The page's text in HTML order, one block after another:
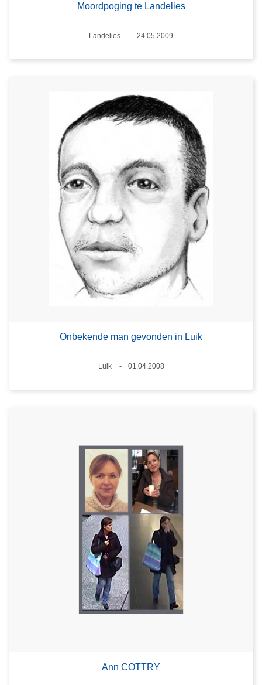
Moordpoging te Landelies
Plaats
Landelies
24.05.2009
Onbekende man gevonden in Luik
Plaats
Luik
01.04.2008
Ann COTTRY